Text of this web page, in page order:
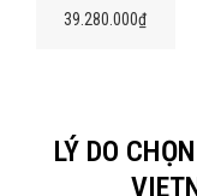
39.280.000₫
LÝ DO